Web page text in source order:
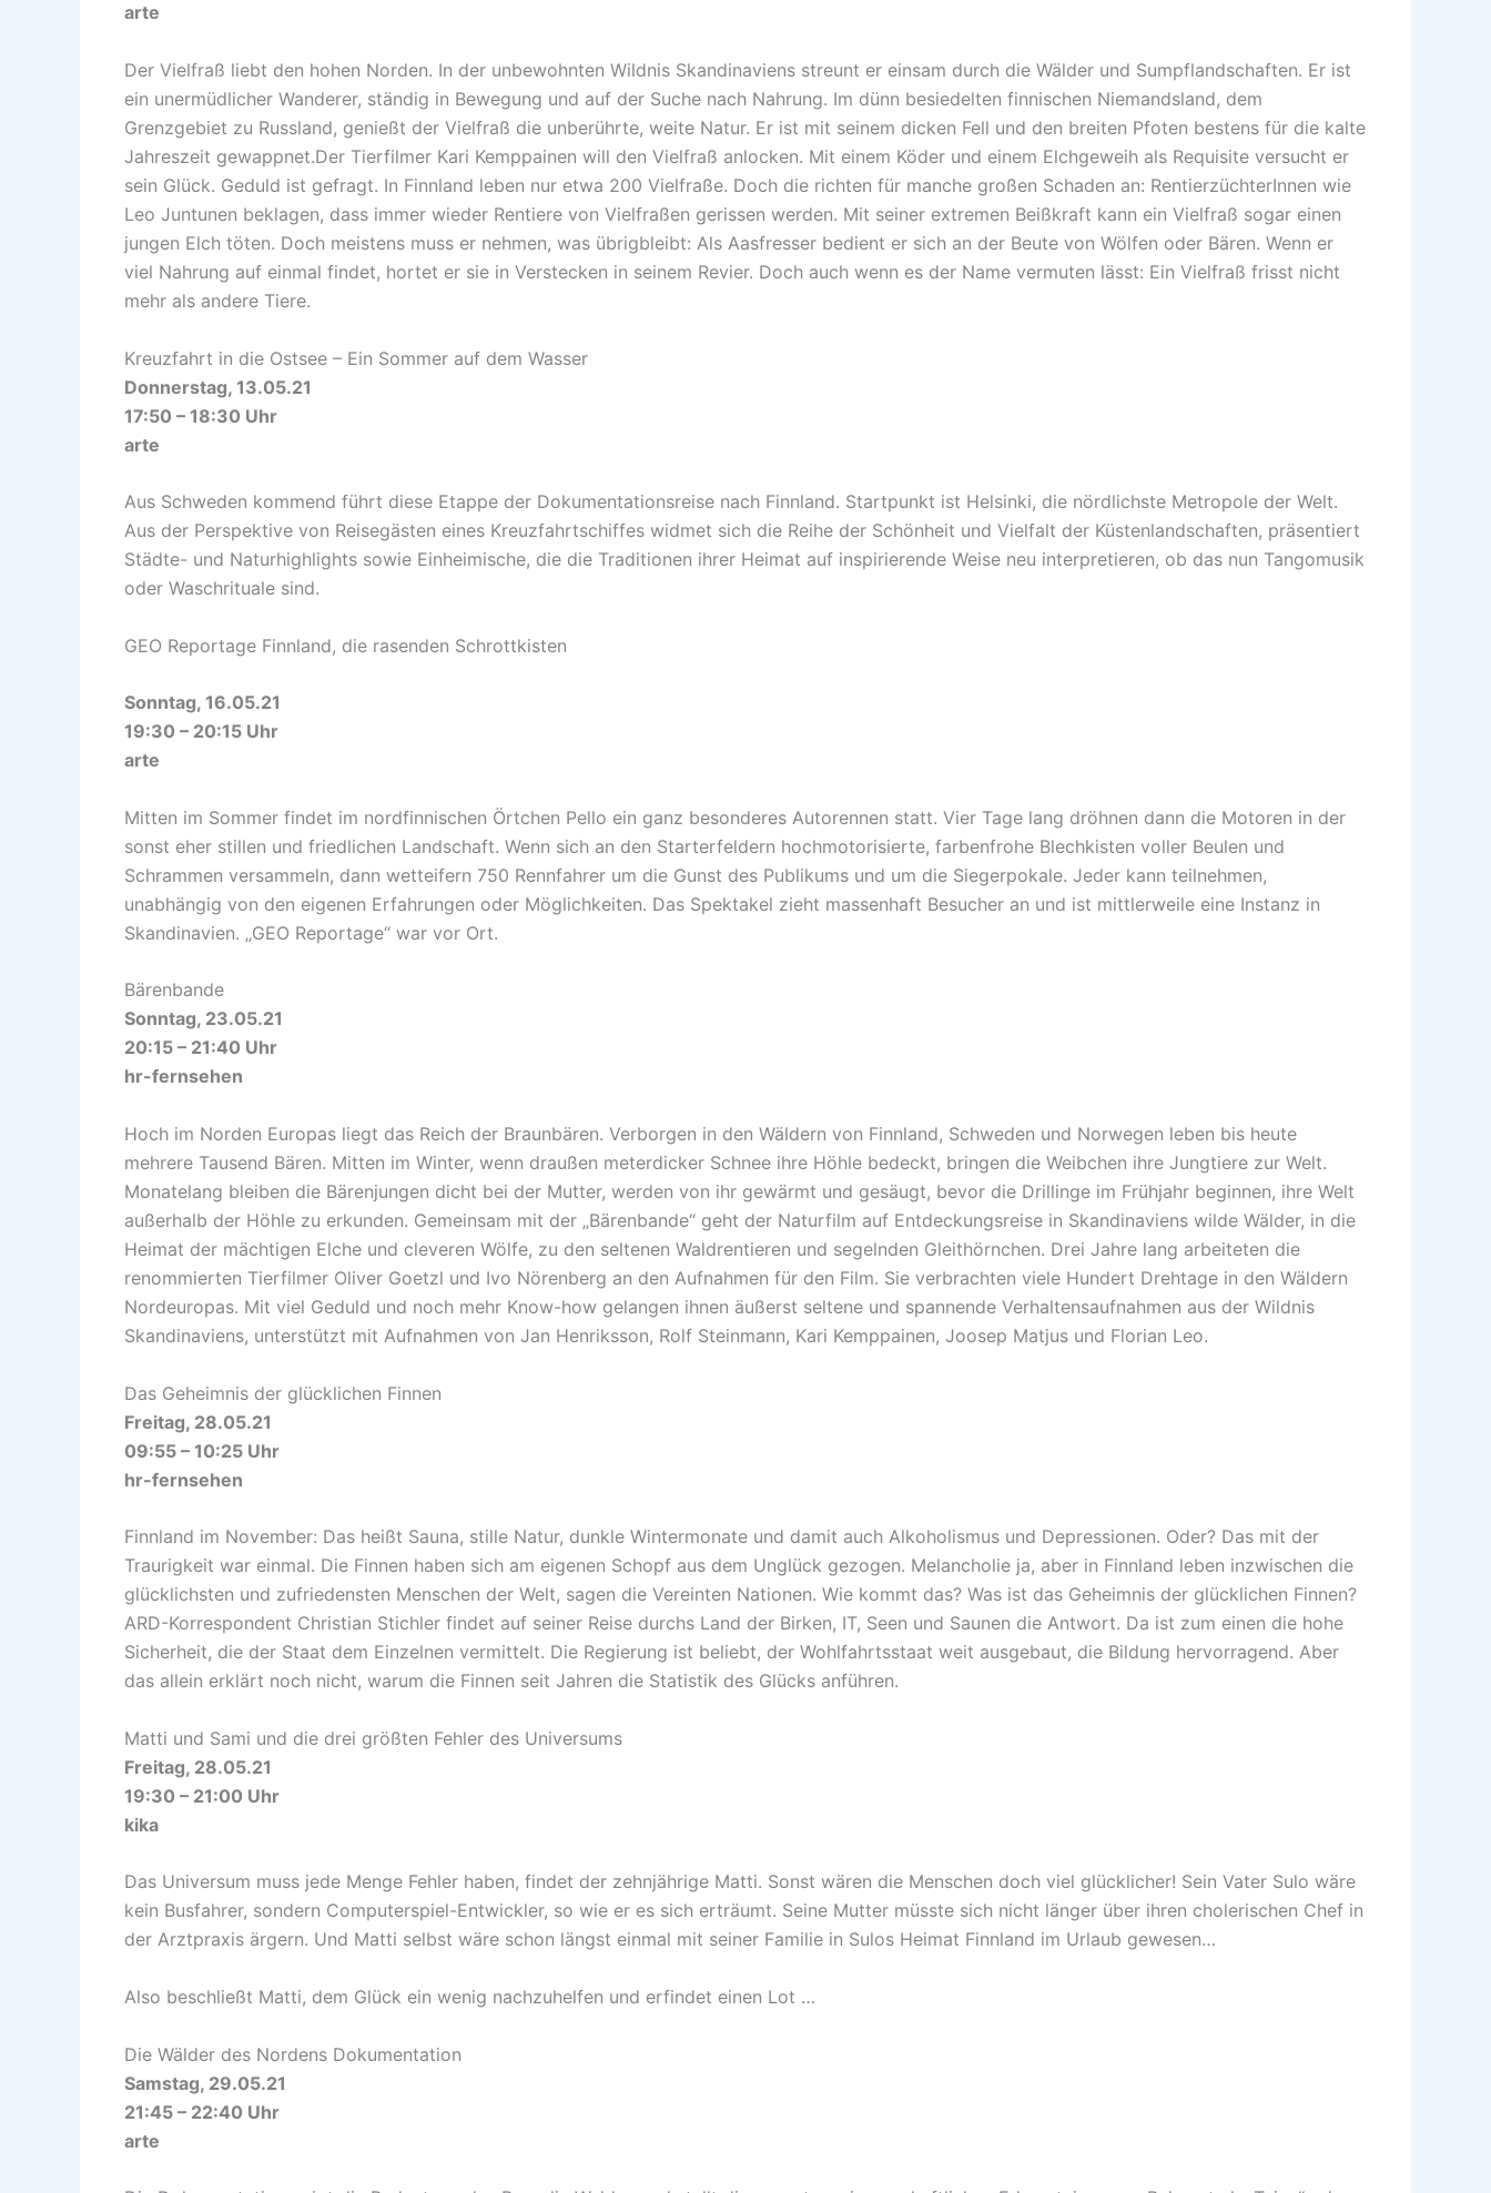
arte
Der Vielfraß liebt den hohen Norden. In der unbewohnten Wildnis Skandinaviens streunt er einsam durch die Wälder und Sumpflandschaften. Er ist
ein unermüdlicher Wanderer, ständig in Bewegung und auf der Suche nach Nahrung. Im dünn besiedelten finnischen Niemandsland, dem
Grenzgebiet zu Russland, genießt der Vielfraß die unberührte, weite Natur. Er ist mit seinem dicken Fell und den breiten Pfoten bestens für die kalte
Jahreszeit gewappnet.Der Tierfilmer Kari Kemppainen will den Vielfraß anlocken. Mit einem Köder und einem Elchgeweih als Requisite versucht er
sein Glück. Geduld ist gefragt. In Finnland leben nur etwa 200 Vielfraße. Doch die richten für manche großen Schaden an: RentierzüchterInnen wie
Leo Juntunen beklagen, dass immer wieder Rentiere von Vielfraßen gerissen werden. Mit seiner extremen Beißkraft kann ein Vielfraß sogar einen
jungen Elch töten. Doch meistens muss er nehmen, was übrigbleibt: Als Aasfresser bedient er sich an der Beute von Wölfen oder Bären. Wenn er
viel Nahrung auf einmal findet, hortet er sie in Verstecken in seinem Revier. Doch auch wenn es der Name vermuten lässt: Ein Vielfraß frisst nicht
mehr als andere Tiere.
Kreuzfahrt in die Ostsee – Ein Sommer auf dem Wasser
Donnerstag, 13.05.21
17:50 – 18:30 Uhr
arte
Aus Schweden kommend führt diese Etappe der Dokumentationsreise nach Finnland. Startpunkt ist Helsinki, die nördlichste Metropole der Welt.
Aus der Perspektive von Reisegästen eines Kreuzfahrtschiffes widmet sich die Reihe der Schönheit und Vielfalt der Küstenlandschaften, präsentiert
Städte- und Naturhighlights sowie Einheimische, die die Traditionen ihrer Heimat auf inspirierende Weise neu interpretieren, ob das nun Tangomusik
oder Waschrituale sind.
GEO Reportage Finnland, die rasenden Schrottkisten
Sonntag, 16.05.21
19:30 – 20:15 Uhr
arte
Mitten im Sommer findet im nordfinnischen Örtchen Pello ein ganz besonderes Autorennen statt. Vier Tage lang dröhnen dann die Motoren in der
sonst eher stillen und friedlichen Landschaft. Wenn sich an den Starterfeldern hochmotorisierte, farbenfrohe Blechkisten voller Beulen und
Schrammen versammeln, dann wetteifern 750 Rennfahrer um die Gunst des Publikums und um die Siegerpokale. Jeder kann teilnehmen,
unabhängig von den eigenen Erfahrungen oder Möglichkeiten. Das Spektakel zieht massenhaft Besucher an und ist mittlerweile eine Instanz in
Skandinavien. „GEO Reportage“ war vor Ort.
Bärenbande
Sonntag, 23.05.21
20:15 – 21:40 Uhr
hr-fernsehen
Hoch im Norden Europas liegt das Reich der Braunbären. Verborgen in den Wäldern von Finnland, Schweden und Norwegen leben bis heute
mehrere Tausend Bären. Mitten im Winter, wenn draußen meterdicker Schnee ihre Höhle bedeckt, bringen die Weibchen ihre Jungtiere zur Welt.
Monatelang bleiben die Bärenjungen dicht bei der Mutter, werden von ihr gewärmt und gesäugt, bevor die Drillinge im Frühjahr beginnen, ihre Welt
außerhalb der Höhle zu erkunden. Gemeinsam mit der „Bärenbande“ geht der Naturfilm auf Entdeckungsreise in Skandinaviens wilde Wälder, in die
Heimat der mächtigen Elche und cleveren Wölfe, zu den seltenen Waldrentieren und segelnden Gleithörnchen. Drei Jahre lang arbeiteten die
renommierten Tierfilmer Oliver Goetzl und Ivo Nörenberg an den Aufnahmen für den Film. Sie verbrachten viele Hundert Drehtage in den Wäldern
Nordeuropas. Mit viel Geduld und noch mehr Know-how gelangen ihnen äußerst seltene und spannende Verhaltensaufnahmen aus der Wildnis
Skandinaviens, unterstützt mit Aufnahmen von Jan Henriksson, Rolf Steinmann, Kari Kemppainen, Joosep Matjus und Florian Leo.
Das Geheimnis der glücklichen Finnen
Freitag, 28.05.21
09:55 – 10:25 Uhr
hr-fernsehen
Finnland im November: Das heißt Sauna, stille Natur, dunkle Wintermonate und damit auch Alkoholismus und Depressionen. Oder? Das mit der
Traurigkeit war einmal. Die Finnen haben sich am eigenen Schopf aus dem Unglück gezogen. Melancholie ja, aber in Finnland leben inzwischen die
glücklichsten und zufriedensten Menschen der Welt, sagen die Vereinten Nationen. Wie kommt das? Was ist das Geheimnis der glücklichen Finnen?
ARD-Korrespondent Christian Stichler findet auf seiner Reise durchs Land der Birken, IT, Seen und Saunen die Antwort. Da ist zum einen die hohe
Sicherheit, die der Staat dem Einzelnen vermittelt. Die Regierung ist beliebt, der Wohlfahrtsstaat weit ausgebaut, die Bildung hervorragend. Aber
das allein erklärt noch nicht, warum die Finnen seit Jahren die Statistik des Glücks anführen.
Matti und Sami und die drei größten Fehler des Universums
Freitag, 28.05.21
19:30 – 21:00 Uhr
kika
Das Universum muss jede Menge Fehler haben, findet der zehnjährige Matti. Sonst wären die Menschen doch viel glücklicher! Sein Vater Sulo wäre
kein Busfahrer, sondern Computerspiel-Entwickler, so wie er es sich erträumt. Seine Mutter müsste sich nicht länger über ihren cholerischen Chef in
der Arztpraxis ärgern. Und Matti selbst wäre schon längst einmal mit seiner Familie in Sulos Heimat Finnland im Urlaub gewesen…
Also beschließt Matti, dem Glück ein wenig nachzuhelfen und erfindet einen Lot …
Die Wälder des Nordens Dokumentation
Samstag, 29.05.21
21:45 – 22:40 Uhr
arte